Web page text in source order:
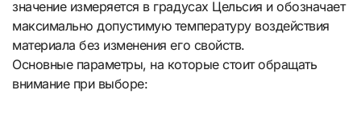
значение измеряется в градусах Цельсия и обозначает
максимально допустимую температуру воздействия
материала без изменения его свойств.
Основные параметры, на которые стоит обращать
внимание при выборе: